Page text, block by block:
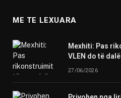
ME TE LEXUARA
Mexhiti: Pas
VLEN do të
27/06/2026